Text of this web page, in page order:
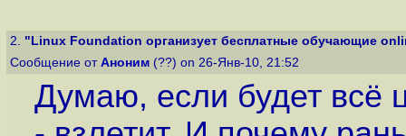
2. "Linux Foundation организует бесплатные обучающие
Сообщение от Аноним (??) on 26-Янв-10, 21:52
Думаю, если будет всё